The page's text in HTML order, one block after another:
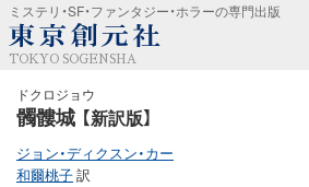
ミステリ・SF・ファンタジー・ホラーの専門出版
TOKYO SOGENSHA
ドクロジョウ
髑髏城 【新訳版】
ジョン・ディクスン・カー
和爾桃子訳